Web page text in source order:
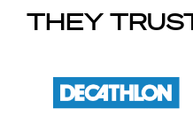
THEY